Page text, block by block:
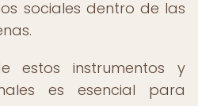
sociales dentro de las
estos instrumentos y
es esencial para